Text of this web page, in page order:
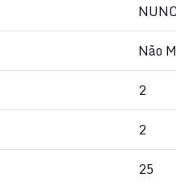
em uma das áreas mais
para o mar e
Não
2
2
25